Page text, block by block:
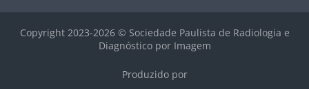
Copyright 2023-2026 © Sociedade Paulista de Radiologia e
Diagnóstico por Imagem
Produzido por